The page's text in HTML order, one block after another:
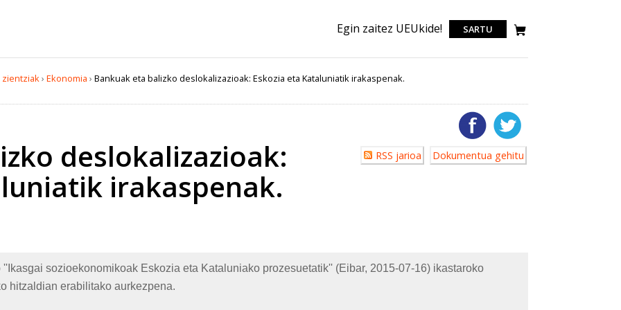
Egin zaitez UEUkide! SARTU
› Ekonomia › Bankuak eta balizko deslokalizazioak: Eskozia eta Kataluniatik irakaspenak.
Erabiltzailearen
akzioak
RSS jarioa Dokumentua gehitu
deslokalizazioak:
irakaspenak.
sozioekonomikoak Eskozia eta Kataluniako prozesuetatik'' (Eibar, 2015-07-16) ikastaroko
hitzaldian erabilitako aurkezpena.